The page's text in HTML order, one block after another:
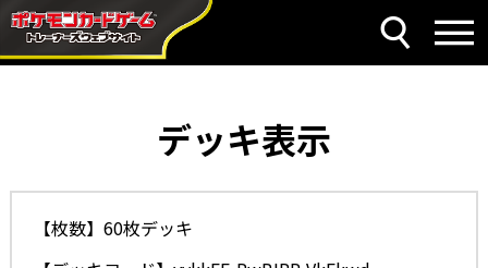
デッキ表示
【枚数】60枚デッキ